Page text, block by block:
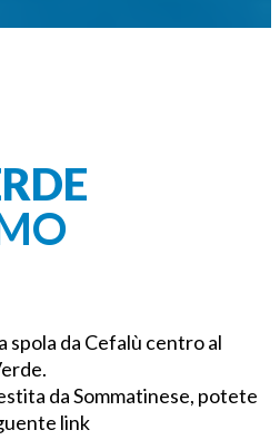
spola da Cefalù centro al
da Sommatinese, potete
link